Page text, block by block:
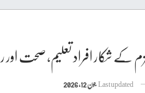
کے شکار افراد تعلیم، صحت
Last updated جون 12, 2026